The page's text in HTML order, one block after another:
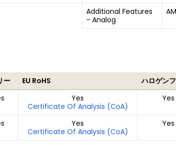
Additional Features
- Analog
ー EU RoHS ハロゲン
Yes
Certificate Of Analysis (CoA)
Yes
Yes
Certificate Of Analysis (CoA)
Yes